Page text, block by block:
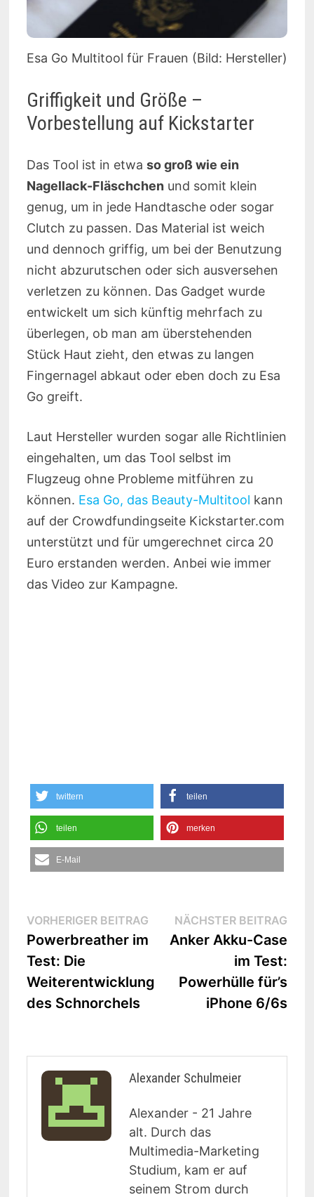
Esa Go Multitool für Frauen (Bild: Hersteller)
Griffigkeit und Größe –
Vorbestellung auf Kickstarter
Das Tool ist in etwa so groß wie ein
Nagellack-Fläschchen und somit klein
genug, um in jede Handtasche oder sogar
Clutch zu passen. Das Material ist weich
und dennoch griffig, um bei der Benutzung
nicht abzurutschen oder sich ausversehen
verletzen zu können. Das Gadget wurde
entwickelt um sich künftig mehrfach zu
überlegen, ob man am überstehenden
Stück Haut zieht, den etwas zu langen
Fingernagel abkaut oder eben doch zu Esa
Go greift.
Laut Hersteller wurden sogar alle Richtlinien
eingehalten, um das Tool selbst im
Flugzeug ohne Probleme mitführen zu
können. Esa Go, das Beauty-Multitool kann
auf der Crowdfundingseite Kickstarter.com
unterstützt und für umgerechnet circa 20
Euro erstanden werden. Anbei wie immer
das Video zur Kampagne.
twittern teilen
teilen merken
E-Mail
Beitrags-
Navigation
VORHERIGER BEITRAGVorheriger
Beitrag:
Powerbreather im
Test: Die
Weiterentwicklung
des Schnorchels
NÄCHSTER BEITRAG
Anker Akku-Case
im Test:
Powerhülle für’s
iPhone 6/6s
Alexander Schulmeier
Alexander - 21 Jahre
alt. Durch das
Multimedia-Marketing
Studium, kam er auf
seinem Strom durch